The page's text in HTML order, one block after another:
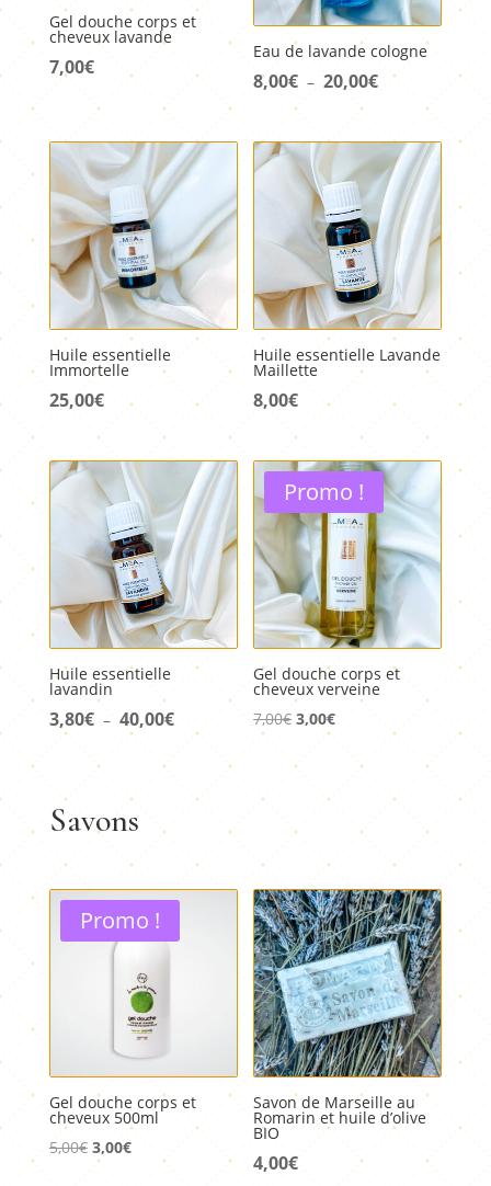
Gel douche corps et
cheveux lavande
7,00€
Eau de lavande cologne
8,00€ – 20,00€Plage
prix :
8,00€
à
20,00€
Huile essentielle
Immortelle
25,00€
Huile essentielle Lavande
Maillette
8,00€
Huile essentielle
lavandin
3,80€ – 40,00€Plage
de
prix :
3,80€
40,00€
Promo !
Gel douche corps et
cheveux verveine
7,00€ Le
prix
initial
était :
7,00€.
3,00€Le
prix
actuel
est :
3,00€.
Savons
Promo !
Gel douche corps et
cheveux 500ml
5,00€ Le
prix
3,00€Le
prix
Savon de Marseille au
Romarin et huile d’olive
BIO
4,00€